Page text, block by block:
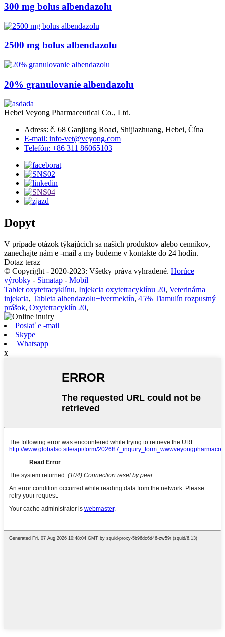
300 mg bolus albendazolu
2500 mg bolus albendazolu
20% granulovanie albendazolu
Hebei Veyong Pharmaceutical Co., Ltd.
Adress: č. 68 Ganjiang Road, Shijiazhuang, Hebei, Čína
E-mail: info-vet@veyong.com
Telefón: +86 311 86065103
Dopyt
V prípade otázok týkajúcich sa našich produktov alebo cenníkov,
zanechajte nám e -mail a my budeme v kontakte do 24 hodín.
Dotaz teraz
© Copyright - 2020-2023: Všetky práva vyhradené. Horúce
výrobky - Simatap - Mobil
Tablet oxytetracyklínu, Injekcia oxytetracyklínu 20, Veterinárna
injekcia, Tableta albendazolu+ivermektín, 45% Tiamulín rozpustný
prášok, Oxytetracyklín 20,
Poslať e -mail
Skype
Whatsapp
x